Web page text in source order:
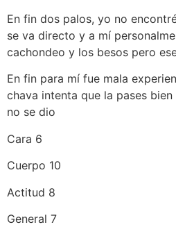
En fin dos palos, yo no
se va directo y a mí
cachondeo y los besos pero
En fin para mí fue mala
chava intenta que la pases
no se dio
Cara 6
Cuerpo 10
Actitud 8
General 7